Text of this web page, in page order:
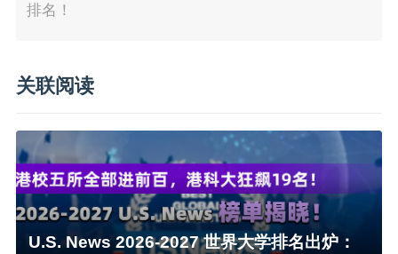
排名！
关联阅读
U.S. News 2026-2027 世界大学排名出炉：